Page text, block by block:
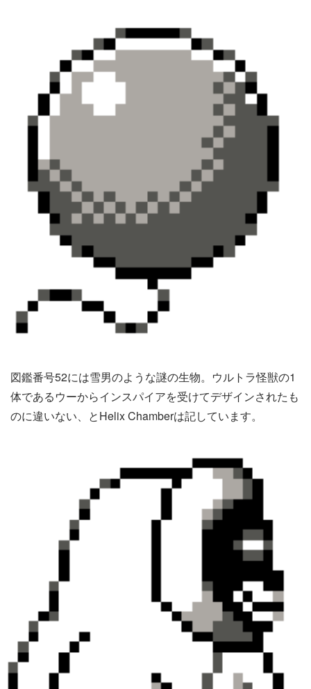
図鑑番号52には雪男のような謎の生物。ウルトラ怪獣の1
体であるウーからインスパイアを受けてデザインされたも
のに違いない、とHelix Chamberは記しています。